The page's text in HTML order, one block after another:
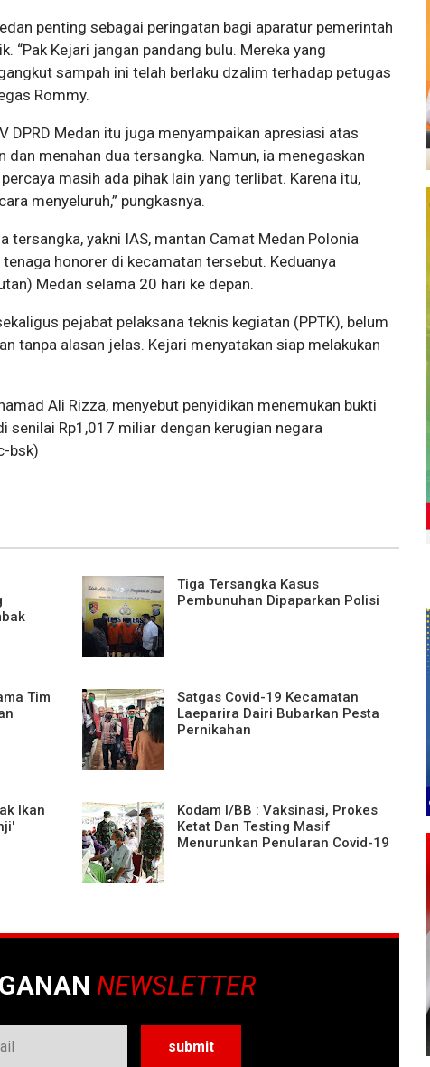
penting sebagai peringatan bagi aparatur pemerintah
“Pak Kejari jangan pandang bulu. Mereka yang
sampah ini telah berlaku dzalim terhadap petugas
Rommy.
DPRD Medan itu juga menyampaikan apresiasi atas
menahan dua tersangka. Namun, ia menegaskan
masih ada pihak lain yang terlibat. Karena itu,
menyeluruh,” pungkasnya.
tersangka, yakni IAS, mantan Camat Medan Polonia
honorer di kecamatan tersebut. Keduanya
Medan selama 20 hari ke depan.
pejabat pelaksana teknis kegiatan (PPTK), belum
tanpa alasan jelas. Kejari menyatakan siap melakukan
Ali Rizza, menyebut penyidikan menemukan bukti
senilai Rp1,017 miliar dengan kerugian negara
bsk)
Tiga Tersangka Kasus
Pembunuhan Dipaparkan Polisi
Tim
Satgas Covid-19 Kecamatan
Laeparira Dairi Bubarkan Pesta
Pernikahan
Ikan
Kodam I/BB : Vaksinasi, Prokes
Ketat Dan Testing Masif
Menurunkan Penularan Covid-19
NEWSLETTER